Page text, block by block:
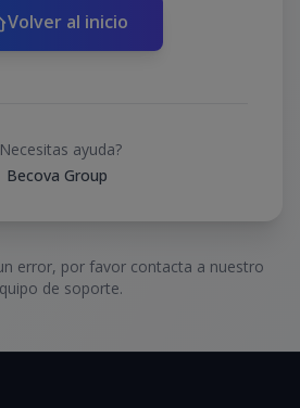
Volver al inicio
ayuda?
Becova Group
error, por favor contacta a nuestro
de soporte.